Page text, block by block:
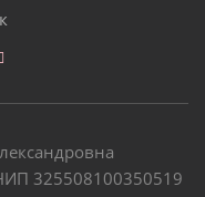
325508100350519